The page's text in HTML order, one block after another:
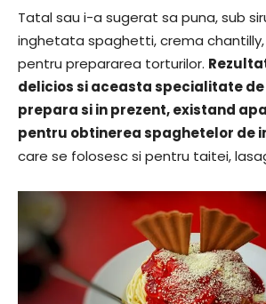
Tatal sau i-a sugerat sa puna, sub
inghetata spaghetti, crema
pentru prepararea torturilor.
delicios si aceasta specialitate
prepara si in prezent, existand
pentru obtinerea spaghetelor de
care se folosesc si pentru taitei,